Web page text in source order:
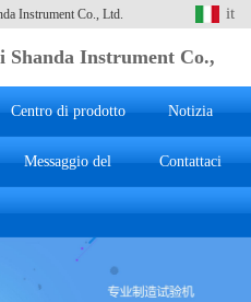
Instrument Co., Ltd. it
Shanda Instrument Co.,
Centro di prodotto Notizia
Messaggio del
cliente
Contattaci